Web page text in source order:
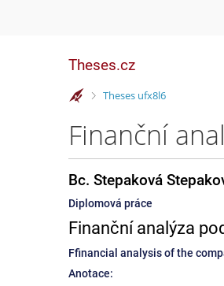
Theses.cz
>
Theses ufx8l6
Finanční
Bc. Stepaková
Diplomová práce
Finanční analýza
Ffinancial analysis of the
Anotace: